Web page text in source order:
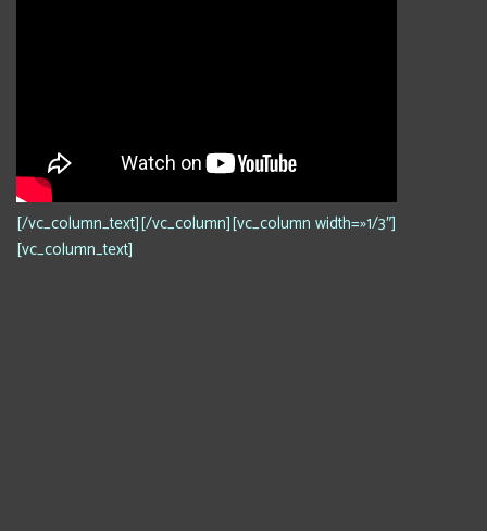
[/vc_column_text][/vc_column][vc_column width=»1/3″]
[vc_column_text]